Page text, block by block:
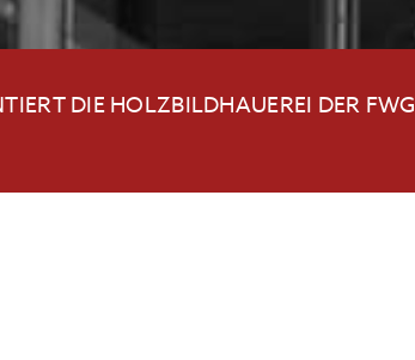
DIE HOLZBILDHAUEREI DER FWG